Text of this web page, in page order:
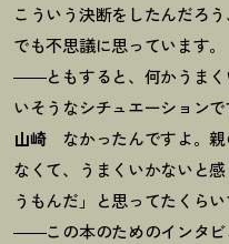
こういう決断をしたんだろ
でも不思議に思っています。
――ともすると、何かうまく
いそうなシチュエーション
山崎なかったんですよ。親
なくて、うまくいかないと
うもんだ」と思ってたくらい
――この本のためのインタビ